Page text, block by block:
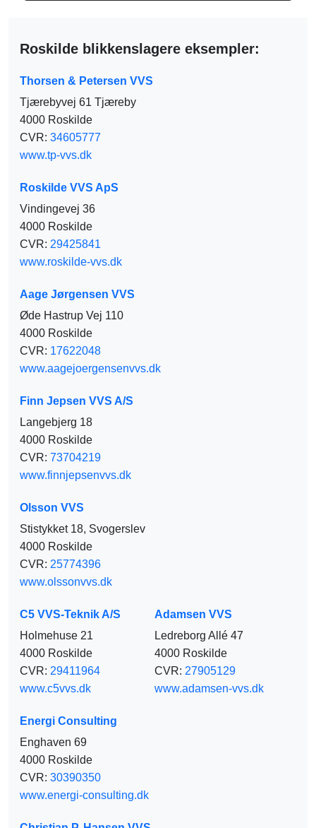
Roskilde blikkenslagere eksempler:
Thorsen & Petersen VVS
Tjærebyvej 61 Tjæreby
4000 Roskilde
CVR: 34605777
www.tp-vvs.dk
Roskilde VVS ApS
Vindingevej 36
4000 Roskilde
CVR: 29425841
www.roskilde-vvs.dk
Aage Jørgensen VVS
Øde Hastrup Vej 110
4000 Roskilde
CVR: 17622048
www.aagejoergensenvvs.dk
Finn Jepsen VVS A/S
Langebjerg 18
4000 Roskilde
CVR: 73704219
www.finnjepsenvvs.dk
Olsson VVS
Stistykket 18, Svogerslev
4000 Roskilde
CVR: 25774396
www.olssonvvs.dk
C5 VVS-Teknik A/S
Holmehuse 21
4000 Roskilde
CVR: 29411964
www.c5vvs.dk
Adamsen VVS
Ledreborg Allé 47
4000 Roskilde
CVR: 27905129
www.adamsen-vvs.dk
Energi Consulting
Enghaven 69
4000 Roskilde
CVR: 30390350
www.energi-consulting.dk